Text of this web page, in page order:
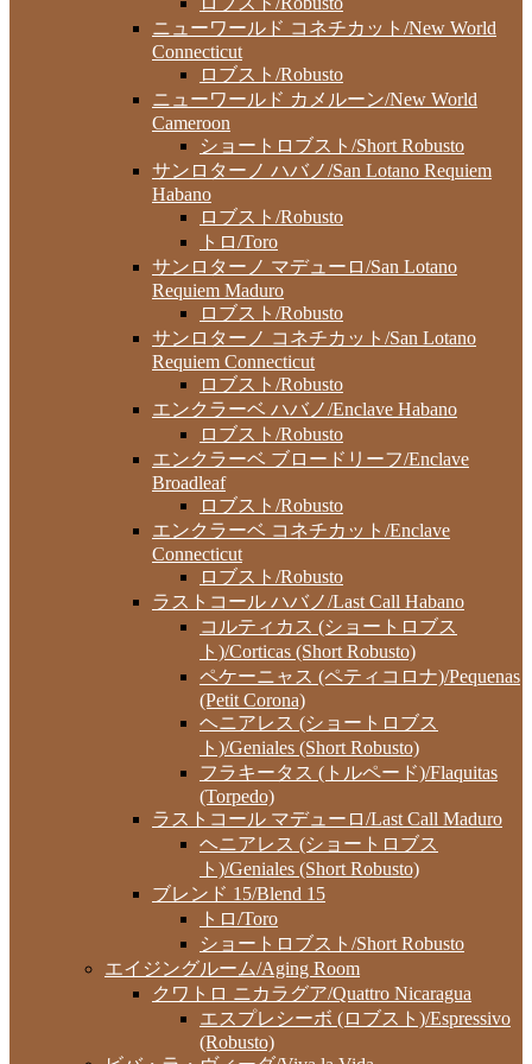
ニューワールド コネチカット/New World
Connecticut
ロブスト/Robusto
ニューワールド カメルーン/New World
Cameroon
ショートロブスト/Short Robusto
サンロターノ ハバノ/San Lotano Requiem
Habano
ロブスト/Robusto
トロ/Toro
サンロターノ マデューロ/San Lotano
Requiem Maduro
ロブスト/Robusto
サンロターノ コネチカット/San Lotano
Requiem Connecticut
ロブスト/Robusto
エンクラーベ ハバノ/Enclave Habano
ロブスト/Robusto
エンクラーベ ブロードリーフ/Enclave
Broadleaf
ロブスト/Robusto
エンクラーベ コネチカット/Enclave
Connecticut
ロブスト/Robusto
ラストコール ハバノ/Last Call Habano
コルティカス (ショートロブス
ト)/Corticas (Short Robusto)
ペケーニャス (ペティコロナ)/Pequenas
(Petit Corona)
ヘニアレス (ショートロブス
ト)/Geniales (Short Robusto)
フラキータス (トルペード)/Flaquitas
(Torpedo)
ラストコール マデューロ/Last Call Maduro
ヘニアレス (ショートロブス
ト)/Geniales (Short Robusto)
ブレンド 15/Blend 15
トロ/Toro
ショートロブスト/Short Robusto
エイジングルーム/Aging Room
クワトロ ニカラグア/Quattro Nicaragua
エスプレシーボ (ロブスト)/Espressivo
(Robusto)